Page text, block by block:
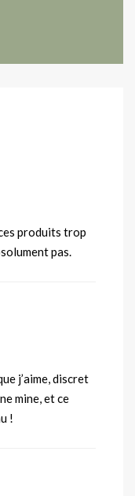
produits trop
pas.
j’aime, discret
mine, et ce
!